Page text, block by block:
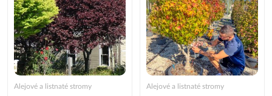
Alejové a listnaté stromy Alejové a listnaté stromy